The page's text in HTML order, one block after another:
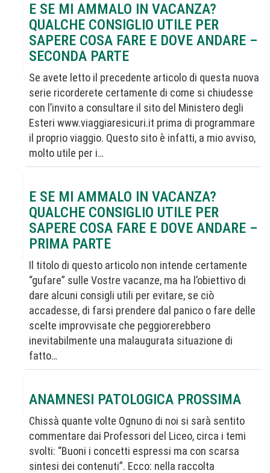
E SE MI AMMALO IN VACANZA?
QUALCHE CONSIGLIO UTILE PER
SAPERE COSA FARE E DOVE ANDARE –
SECONDA PARTE
Se avete letto il precedente articolo di questa nuova
serie ricorderete certamente di come si chiudesse
con l’invito a consultare il sito del Ministero degli
Esteri www.viaggiaresicuri.it prima di programmare
il proprio viaggio. Questo sito è infatti, a mio avviso,
molto utile per i…
E SE MI AMMALO IN VACANZA?
QUALCHE CONSIGLIO UTILE PER
SAPERE COSA FARE E DOVE ANDARE –
PRIMA PARTE
Il titolo di questo articolo non intende certamente
“gufare” sulle Vostre vacanze, ma ha l’obiettivo di
dare alcuni consigli utili per evitare, se ciò
accadesse, di farsi prendere dal panico o fare delle
scelte improvvisate che peggiorerebbero
inevitabilmente una malaugurata situazione di
fatto…
ANAMNESI PATOLOGICA PROSSIMA
Chissà quante volte Ognuno di noi si sarà sentito
commentare dai Professori del Liceo, circa i temi
svolti: “Buoni i concetti espressi ma con scarsa
sintesi dei contenuti”. Ecco: nella raccolta